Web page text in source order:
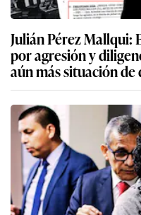
Julián Pérez Mallqui:
por agresión y
aún más situación